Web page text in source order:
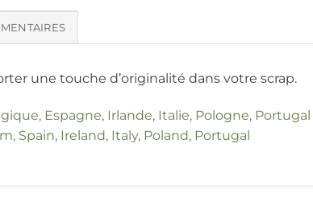
une touche d’originalité dans votre scrap.
Espagne, Irlande, Italie, Pologne, Portugal
Spain, Ireland, Italy, Poland, Portugal